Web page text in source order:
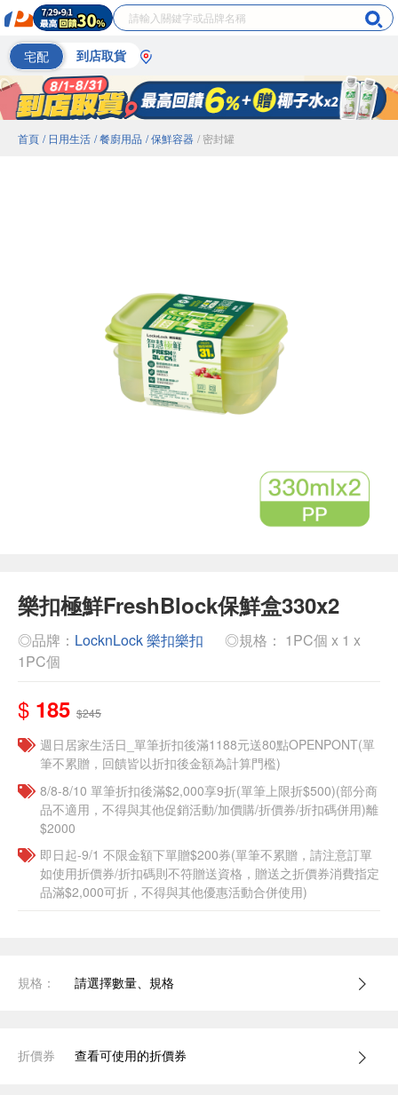
宅配 到店取貨
首頁 / 日用生活 / 餐廚用品 / 保鮮容器 / 密封罐
樂扣極鮮FreshBlock保鮮盒330x2
◎品牌： LocknLock 樂扣樂扣
◎規格： 1PC個 x 1 x
1PC個
$ 185 $245
週日居家生活日_單筆折扣後滿1188元送80點OPENPONT(單
筆不累贈，回饋皆以折扣後金額為計算門檻)
8/8-8/10 單筆折扣後滿$2,000享9折(單筆上限折$500)(部分商
品不適用，不得與其他促銷活動/加價購/折價券/折扣碼併用)離
$2000
即日起-9/1 不限金額下單贈$200券(單筆不累贈，請注意訂單
如使用折價券/折扣碼則不符贈送資格，贈送之折價券消費指定
品滿$2,000可折，不得與其他優惠活動合併使用)
規格： 請選擇數量、規格
折價券 查看可使用的折價券